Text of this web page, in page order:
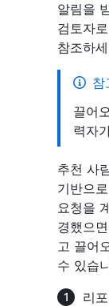
알림을
검토자
참조하
참
끌어
력자
추천 사
기반으
요청을
경했으
고 끌어
수 있습
리